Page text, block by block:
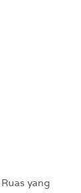
Ruas yang